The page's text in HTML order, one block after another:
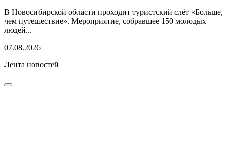
В Новосибирской области проходит туристский слёт «Больше,
чем путешествие». Мероприятие, собравшее 150 молодых
людей...
07.08.2026
Лента новостей